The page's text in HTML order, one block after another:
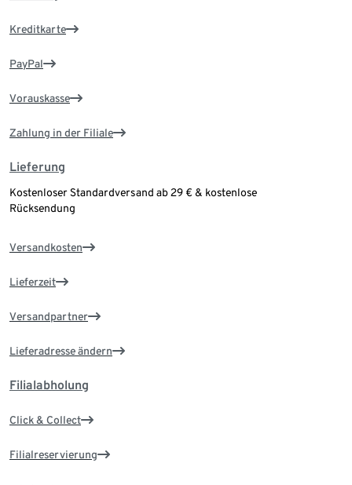
Kreditkarte
PayPal
Vorauskasse
Zahlung in der Filiale
Lieferung
Kostenloser Standardversand ab 29 € & kostenlose
Rücksendung
Versandkosten
Lieferzeit
Versandpartner
Lieferadresse ändern
Filialabholung
Click & Collect
Filialreservierung